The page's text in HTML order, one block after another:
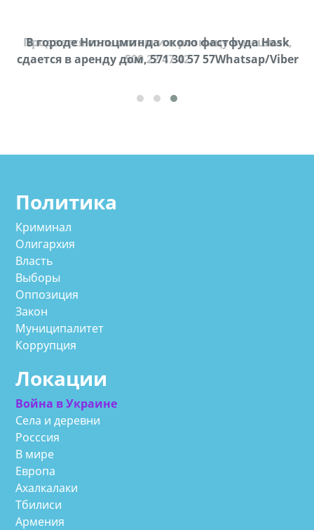
Продается соль оптом и в розницу в мешках,
500 22 47 42
В городе Ниноцминда около фастфуда Hask
cдается в аренду дом, 571 30 57 57Whatsap/Viber
Политика
Криминал
Олигархия
Власть
Выборы
Оппозиция
Закон
Муниципалитет
Коррупция
Локации
Война в Украине
Села и деревни
Росссия
В мире
Европа
Ахалкалаки
Тбилиси
Армения